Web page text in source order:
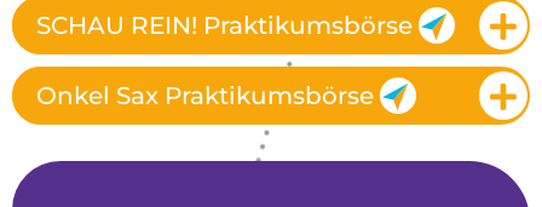
SCHAU REIN! Praktikumsbörse
Onkel Sax Praktikumsbörse